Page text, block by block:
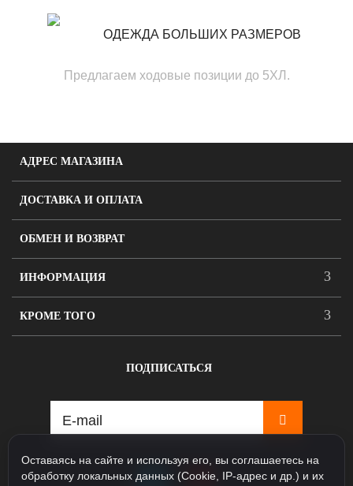
ОДЕЖДА БОЛЬШИХ РАЗМЕРОВ
Предлагаем ходовые позиции до 5ХЛ.
АДРЕС МАГАЗИНА
ДОСТАВКА И ОПЛАТА
ОБМЕН И ВОЗВРАТ
ИНФОРМАЦИЯ
КРОМЕ ТОГО
ПОДПИСАТЬСЯ
Оставаясь на сайте и используя его, вы соглашаетесь на
обработку локальных данных (Cookie, IP-адрес и др.) и их